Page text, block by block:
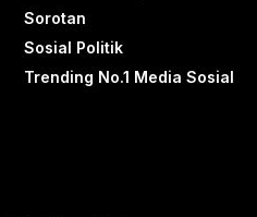
Sorotan
Sosial Politik
Trending No.1 Media Sosial